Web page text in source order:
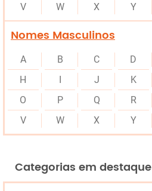
V
W X Y
Nomes Masculinos
A B C D
H
I J K
O
P Q R
V
W X Y
Categorias em destaque